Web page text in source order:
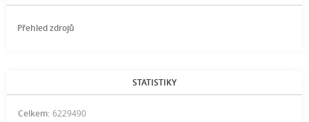
Přehled zdrojů
STATISTIKY
Celkem: 6229490